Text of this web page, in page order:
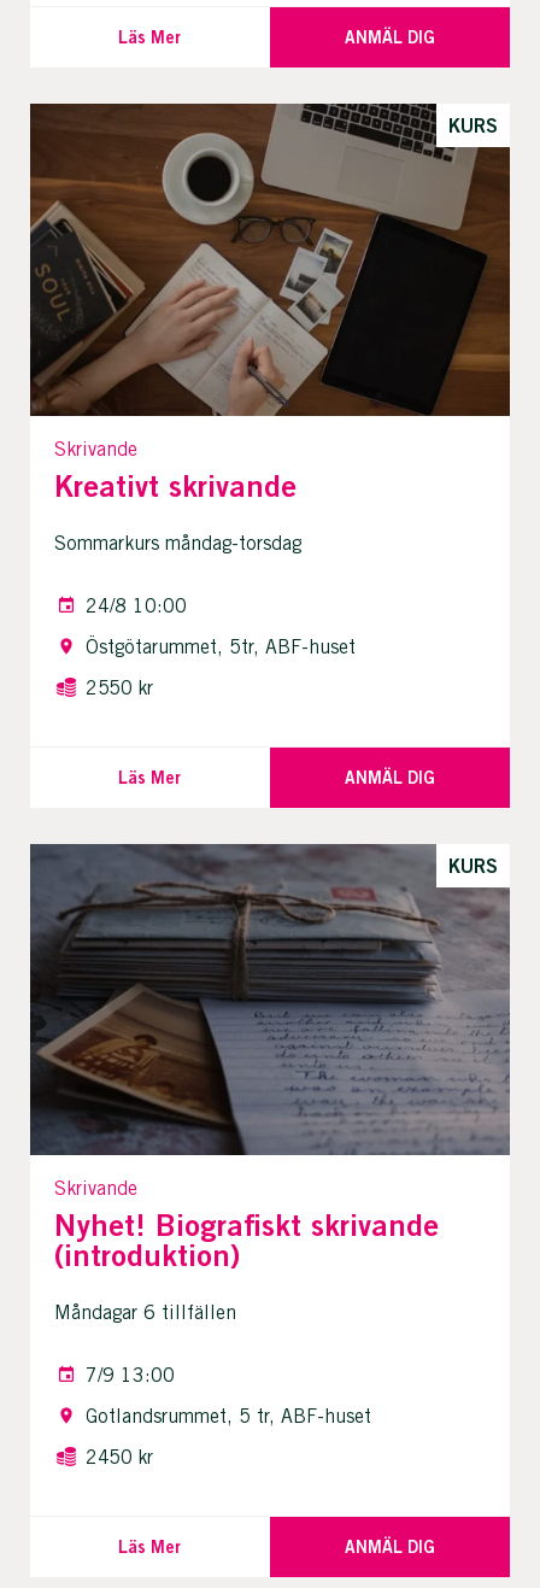
Läs Mer ANMÄL DIG
KURS
Skrivande
Kreativt skrivande
Sommarkurs måndag-torsdag
24/8 10:00
Östgötarummet, 5tr, ABF-huset
2550 kr
Läs Mer ANMÄL DIG
KURS
Skrivande
Nyhet! Biografiskt skrivande
(introduktion)
Måndagar 6 tillfällen
7/9 13:00
Gotlandsrummet, 5 tr, ABF-huset
2450 kr
Läs Mer ANMÄL DIG